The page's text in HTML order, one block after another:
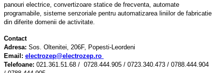
panouri electrice, convertizoare statice de frecventa, automate
programabile, sisteme senzoriale pentru automatizarea liniilor de fabricatie
din diferite domenii de activitate.
Contact
Adresa: Sos. Oltenitei, 206F, Popesti-Leordeni
Email: electrozep@electrozep.ro
Telefoane: 021.361.51.68 / 0728.444.905 / 0723.340.473 / 0788.444.904